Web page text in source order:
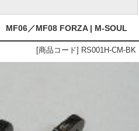
MF06／MF08 FORZA | M-SOUL
[商品コード] RS001H-CM-BK